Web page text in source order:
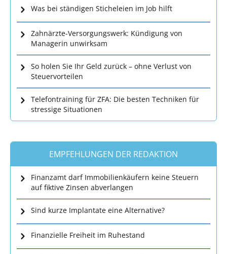
Was bei ständigen Sticheleien im Job hilft
Zahnärzte-Versorgungswerk: Kündigung von
Managerin unwirksam
So holen Sie Ihr Geld zurück – ohne Verlust von
Steuervorteilen
Telefontraining für ZFA: Die besten Techniken für
stressige Situationen
EMPFEHLUNGEN DER REDAKTION
Finanzamt darf Immobilienkäufern keine Steuern
auf fiktive Zinsen abverlangen
Sind kurze Implantate eine Alternative?
Finanzielle Freiheit im Ruhestand